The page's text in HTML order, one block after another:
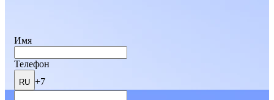
Имя
Телефон
RU +7